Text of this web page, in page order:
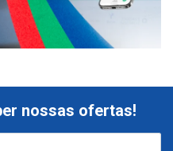
nossas ofertas!